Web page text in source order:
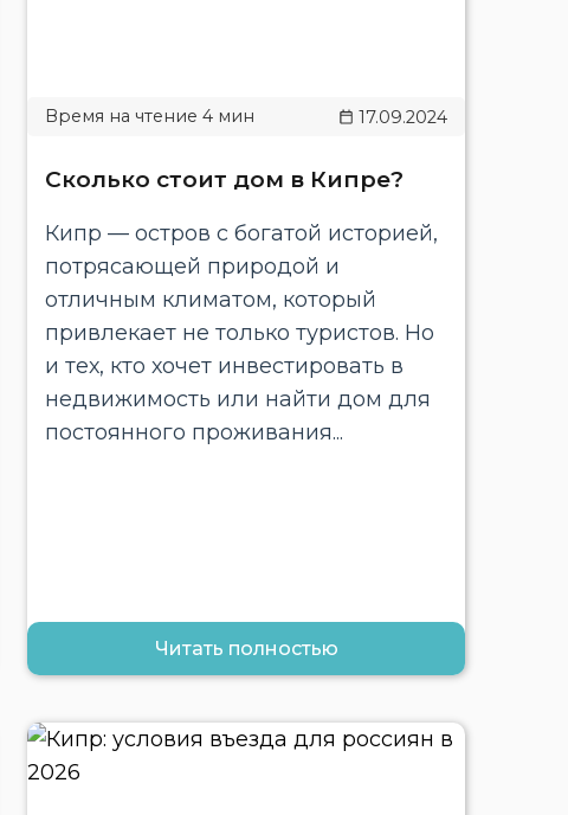
17.09.2024
Сколько стоит дом в Кипре?
Кипр — остров с богатой историей,
потрясающей природой и
отличным климатом, который
привлекает не только туристов. Но
и тех, кто хочет инвестировать в
недвижимость или найти дом для
постоянного проживания...
Читать полностью